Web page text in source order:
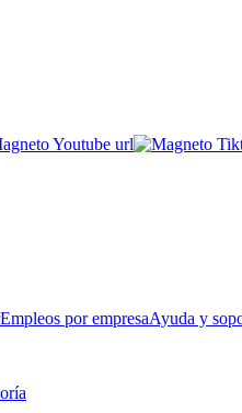
Empleos por empresaAyuda y